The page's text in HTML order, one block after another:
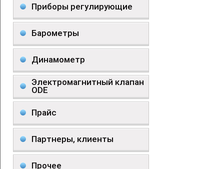
Приборы регулирующие
Барометры
Динамометр
Электромагнитный клапан
ODE
Прайс
Партнеры, клиенты
Прочее